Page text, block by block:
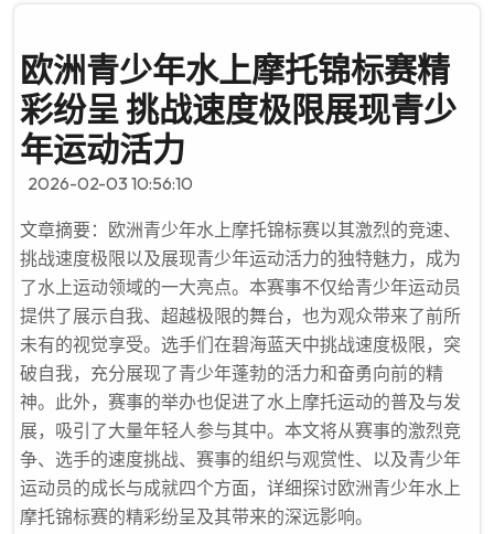
欧洲青少年水上摩托锦标赛精
彩纷呈 挑战速度极限展现青少
年运动活力
2026-02-03 10:56:10
文章摘要：欧洲青少年水上摩托锦标赛以其激烈的竞速、
挑战速度极限以及展现青少年运动活力的独特魅力，成为
了水上运动领域的一大亮点。本赛事不仅给青少年运动员
提供了展示自我、超越极限的舞台，也为观众带来了前所
未有的视觉享受。选手们在碧海蓝天中挑战速度极限，突
破自我，充分展现了青少年蓬勃的活力和奋勇向前的精
神。此外，赛事的举办也促进了水上摩托运动的普及与发
展，吸引了大量年轻人参与其中。本文将从赛事的激烈竞
争、选手的速度挑战、赛事的组织与观赏性、以及青少年
运动员的成长与成就四个方面，详细探讨欧洲青少年水上
摩托锦标赛的精彩纷呈及其带来的深远影响。